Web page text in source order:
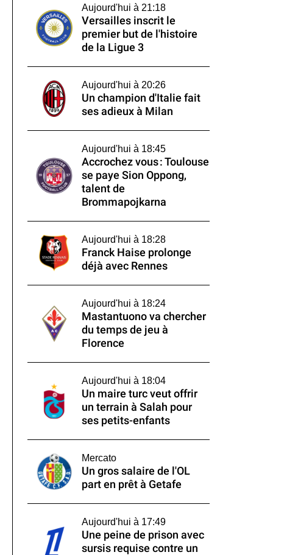
Aujourd'hui à 21:18
Versailles inscrit le
premier but de l'histoire
de la Ligue 3
Aujourd'hui à 20:26
Un champion d'Italie fait
ses adieux à Milan
Aujourd'hui à 18:45
Accrochez vous : Toulouse
se paye Sion Oppong,
talent de
Brommapojkarna
Aujourd'hui à 18:28
Franck Haise prolonge
déjà avec Rennes
Aujourd'hui à 18:24
Mastantuono va chercher
du temps de jeu à
Florence
Aujourd'hui à 18:04
Un maire turc veut offrir
un terrain à Salah pour
ses petits-enfants
Mercato
Un gros salaire de l'OL
part en prêt à Getafe
Aujourd'hui à 17:49
Une peine de prison avec
sursis requise contre un